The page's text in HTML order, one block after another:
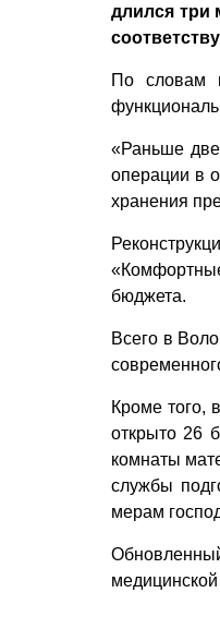
длился три
По словам
«Раньше две
операции в
хранения
бюджета.
Всего в
Кроме того,
открыто 26
комнаты
службы
мерам